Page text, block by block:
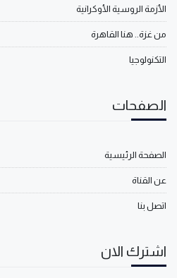
الأزمة الروسية الأوكرانية
من غزة.. هنا القاهرة
التكنولوجيا
الصفحات
الصفحة الرئيسية
عن القناة
اتصل بنا
اشترك الان